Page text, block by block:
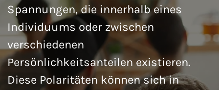
Spannungen, die innerhalb eines
Individuums oder zwischen
verschiedenen
Persönlichkeitsanteilen existieren.
Diese Polaritäten können sich in